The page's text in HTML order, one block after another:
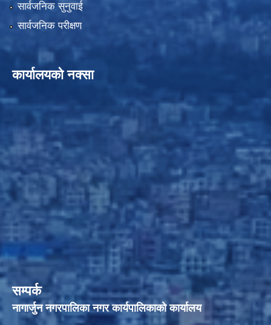
सार्वजनिक सुनुवाई
सार्वजनिक परीक्षण
कार्यालयको नक्सा
सम्पर्क
नागार्जुन नगरपालिका नगर कार्यपालिकाको कार्यालय